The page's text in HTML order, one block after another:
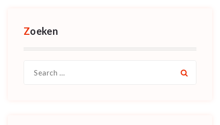
Zoeken
for: